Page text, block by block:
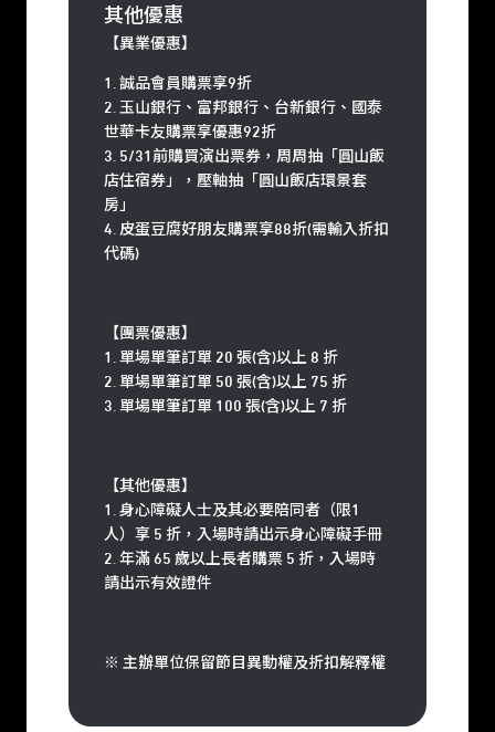
其他優惠
【異業優惠】
1. 誠品會員購票享9折
2. 玉山銀行、富邦銀行、台新銀行、國泰
世華卡友購票享優惠92折
3. 5/31前購買演出票券，周周抽「圓山飯
店住宿券」，壓軸抽「圓山飯店環景套
房」
4. 皮蛋豆腐好朋友購票享88折(需輸入折扣
代碼)
【團票優惠】
1. 單場單筆訂單 20 張(含)以上 8 折
2. 單場單筆訂單 50 張(含)以上 75 折
3. 單場單筆訂單 100 張(含)以上 7 折
【其他優惠】
1. 身心障礙人士及其必要陪同者（限1
人）享 5 折，入場時請出示身心障礙手冊
2. 年滿 65 歲以上長者購票 5 折，入場時
請出示有效證件
※ 主辦單位保留節目異動權及折扣解釋權